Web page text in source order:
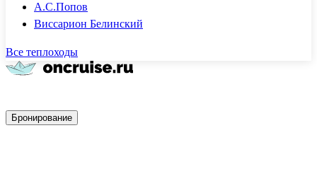
А.С.Попов
Виссарион Белинский
Все теплоходы
Бронирование